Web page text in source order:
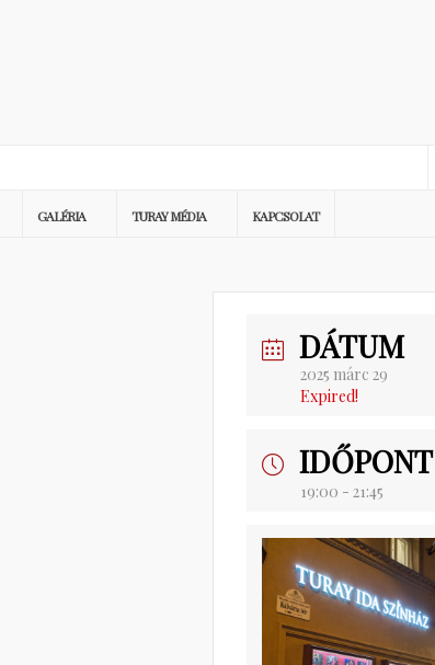
GALÉRIA TURAY MÉDIA KAPCSOLAT
DÁTUM
2025 márc 29
Expired!
IDŐPONT
19:00 - 21:45